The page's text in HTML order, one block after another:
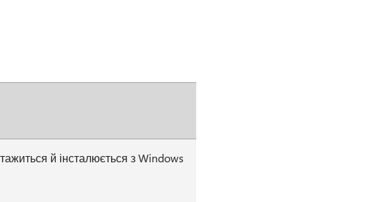
й інсталюється з Windows